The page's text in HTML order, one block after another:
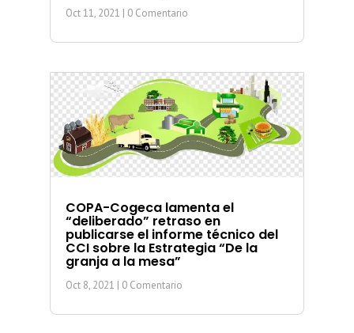
Oct 11, 2021 | 0 Comentario
COPA-Cogeca lamenta el
“deliberado” retraso en
publicarse el informe técnico del
CCI sobre la Estrategia “De la
granja a la mesa”
Oct 8, 2021 | 0 Comentario